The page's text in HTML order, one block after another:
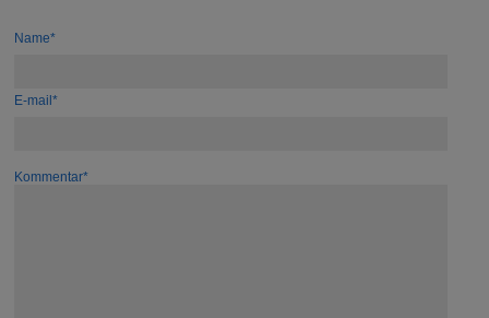
Name*
E-mail*
Kommentar*